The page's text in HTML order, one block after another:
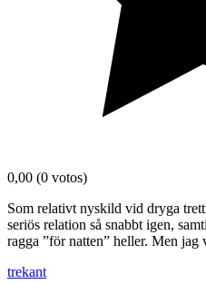
0,00 (0 votos)
Som relativt nyskild vid dryga
seriös relation så snabbt igen,
ragga ”för natten” heller. Men
trekant